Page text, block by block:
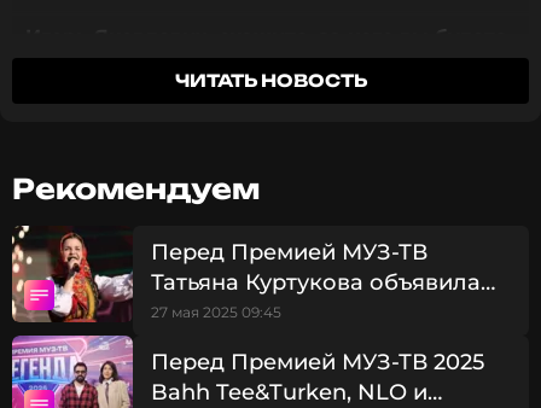
- Игорь Яковлевич, скажите, за кого вы будете
болеть на Премии? Может, сразу несколько
ЧИТАТЬ НОВОСТЬ
Рекомендуем
Перед Премией МУЗ-ТВ
Татьяна Куртукова объявила
своих фаворитов в номинации
27 мая 2025 09:45
Перед Премией МУЗ-ТВ 2025
Bahh Tee&Turken, NLO и